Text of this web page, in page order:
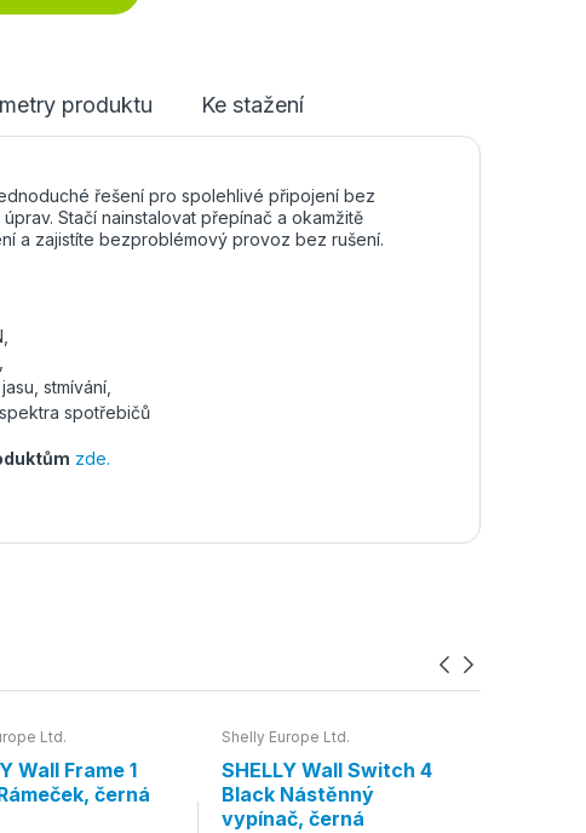
produktu Ke stažení
řešení pro spolehlivé připojení bez
Stačí nainstalovat přepínač a okamžitě
a zajistíte bezproblémový provoz bez rušení.
stmívání,
spotřebičů
zde.
Ltd.
Wall Frame 1
černá
Shelly Europe Ltd.
SHELLY Wall Switch 4
Black Nástěnný
vypínač, černá